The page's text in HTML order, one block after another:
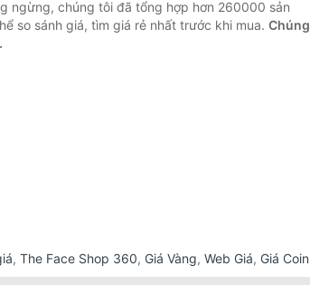
ngừng, chúng tôi đã tổng hợp hơn 260000 sản
so sánh giá, tìm giá rẻ nhất trước khi mua. Chúng
, The Face Shop 360, Giá Vàng, Web Giá, Giá Coin